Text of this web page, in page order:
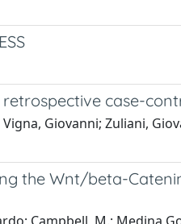
case-
Giovanni; Zuliani,
the Wnt/beta-